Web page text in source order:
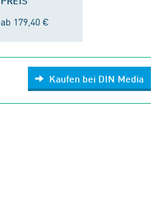
ab 179,40 €
Kaufen bei DIN Media